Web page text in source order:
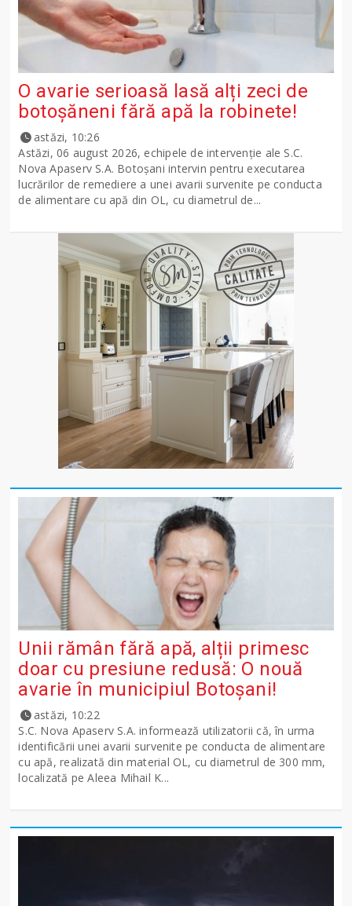
O avarie serioasă lasă alți zeci de
botoșăneni fără apă la robinete!
astăzi, 10:26
Astăzi, 06 august 2026, echipele de intervenție ale S.C.
Nova Apaserv S.A. Botoșani intervin pentru executarea
lucrărilor de remediere a unei avarii survenite pe conducta
de alimentare cu apă din OL, cu diametrul de...
Unii rămân fără apă, alții primesc
doar cu presiune redusă: O nouă
avarie în municipiul Botoșani!
astăzi, 10:22
S.C. Nova Apaserv S.A. informează utilizatorii că, în urma
identificării unei avarii survenite pe conducta de alimentare
cu apă, realizată din material OL, cu diametrul de 300 mm,
localizată pe Aleea Mihail K...